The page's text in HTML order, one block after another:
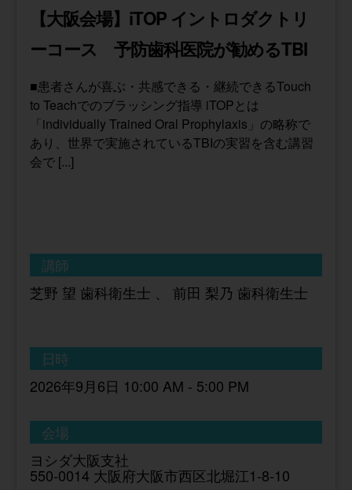
【大阪会場】iTOP イントロダクトリ
ーコース 予防歯科医院が勧めるTBI
■患者さんが喜ぶ・共感できる・継続できるTouch
to Teachでのブラッシング指導 iTOPとは
「individually Trained Oral Prophylaxis」の略称で
あり、世界で実施されているTBIの実習を含む講習
会で [...]
講師
芝野 望 歯科衛生士 、 前田 梨乃 歯科衛生士
日時
2026年9月6日 10:00 AM - 5:00 PM
会場
ヨシダ大阪支社
550-0014 大阪府大阪市西区北堀江1-8-10